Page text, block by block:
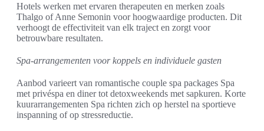
Hotels werken met ervaren therapeuten en merken zoals
Thalgo of Anne Semonin voor hoogwaardige producten. Dit
verhoogt de effectiviteit van elk traject en zorgt voor
betrouwbare resultaten.
Spa-arrangementen voor koppels en individuele gasten
Aanbod varieert van romantische couple spa packages Spa
met privéspa en diner tot detoxweekends met sapkuren. Korte
kuurarrangementen Spa richten zich op herstel na sportieve
inspanning of op stressreductie.